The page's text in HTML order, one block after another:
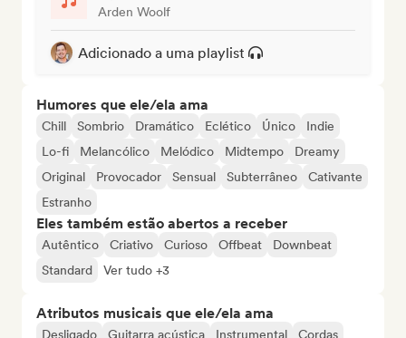
Arden Woolf
Adicionado a uma playlist
Humores que ele/ela ama
Chill Sombrio Dramático Eclético Único
Indie
Lo-fi
Melancólico Melódico Midtempo
Dreamy
Original
Provocador Sensual Subterrâneo
Cativante
Estranho
Eles também estão abertos a receber
Autêntico Criativo Curioso Offbeat
Downbeat
Standard
Ver tudo +3
Atributos musicais que ele/ela ama
Desligado Guitarra acústica Instrumental Cordas